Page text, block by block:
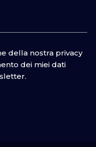
della nostra privacy
dei miei dati